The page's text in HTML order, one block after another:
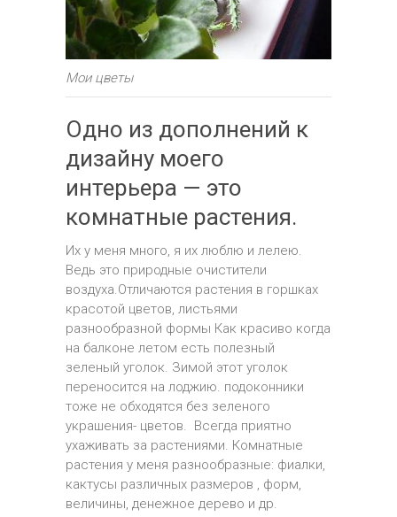
Мои цветы
Одно из дополнений к
дизайну моего
интерьера — это
комнатные растения.
Их у меня много, я их люблю и лелею.
Ведь это природные очистители
воздуха.Отличаются растения в горшках
красотой цветов, листьями
разнообразной формы Как красиво когда
на балконе летом есть полезный
зеленый уголок. Зимой этот уголок
переносится на лоджию. подоконники
тоже не обходятся без зеленого
украшения- цветов. Всегда приятно
ухаживать за растениями. Комнатные
растения у меня разнообразные: фиалки,
кактусы различных размеров , форм,
величины, денежное дерево и др.